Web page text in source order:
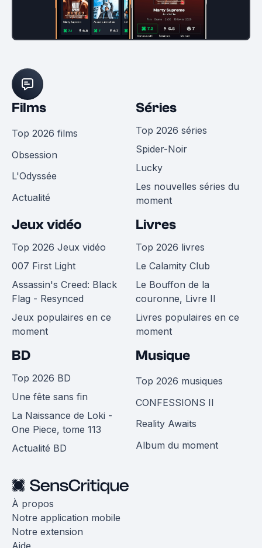
Films
Top 2026 films
Obsession
L'Odyssée
Actualité
Séries
Top 2026 séries
Spider-Noir
Lucky
Les nouvelles séries du
moment
Jeux vidéo
Top 2026 Jeux vidéo
007 First Light
Assassin's Creed: Black
Flag - Resynced
Jeux populaires en ce
moment
Livres
Top 2026 livres
Le Calamity Club
Le Bouffon de la
couronne, Livre II
Livres populaires en ce
moment
BD
Top 2026 BD
Une fête sans fin
La Naissance de Loki -
One Piece, tome 113
Actualité BD
Musique
Top 2026 musiques
CONFESSIONS II
Reality Awaits
Album du moment
À propos
Notre application mobile
Notre extension
Aide